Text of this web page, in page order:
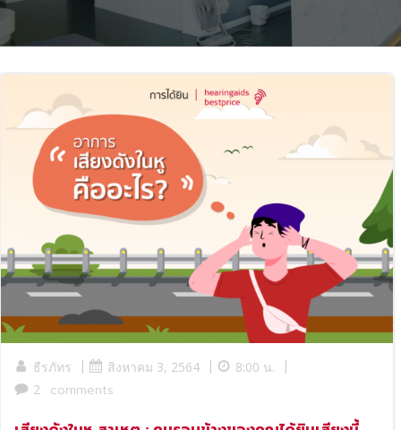
ธีรภัทร | สิงหาคม 3, 2564 | 8:00 น. |
2 comments